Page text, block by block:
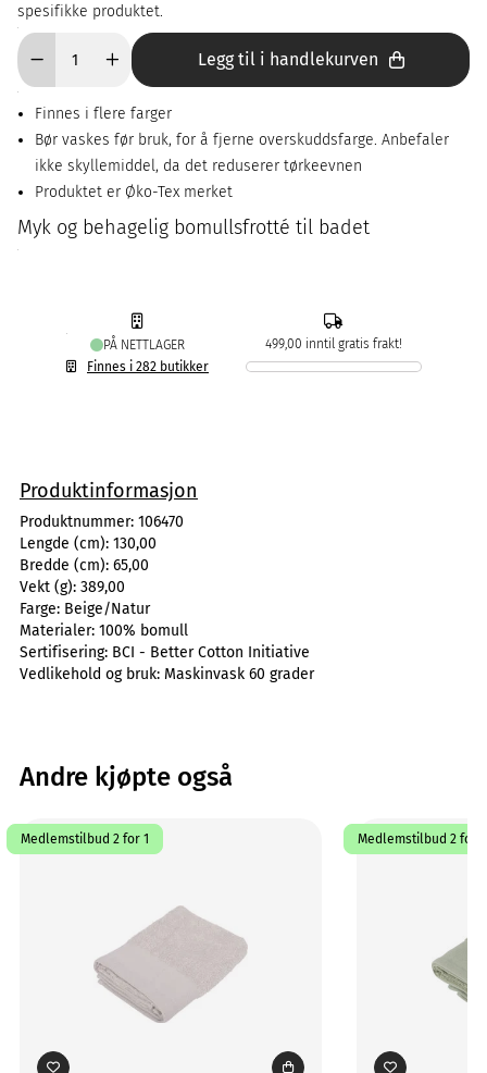
spesifikke produktet.
Legg til i handlekurven
Finnes i flere farger
Bør vaskes før bruk, for å fjerne overskuddsfarge. Anbefaler
ikke skyllemiddel, da det reduserer tørkeevnen
Produktet er Øko-Tex merket
Myk og behagelig bomullsfrotté til badet
PÅ NETTLAGER
Finnes i 282 butikker
499,00 inntil gratis frakt!
Produktinformasjon
Produktnummer: 106470
Lengde (cm): 130,00
Bredde (cm): 65,00
Vekt (g): 389,00
Farge: Beige/Natur
Materialer: 100% bomull
Sertifisering: BCI - Better Cotton Initiative
Vedlikehold og bruk: Maskinvask 60 grader
Andre kjøpte også
Medlemstilbud 2 for 1 Medlemstilbud 2 for 1